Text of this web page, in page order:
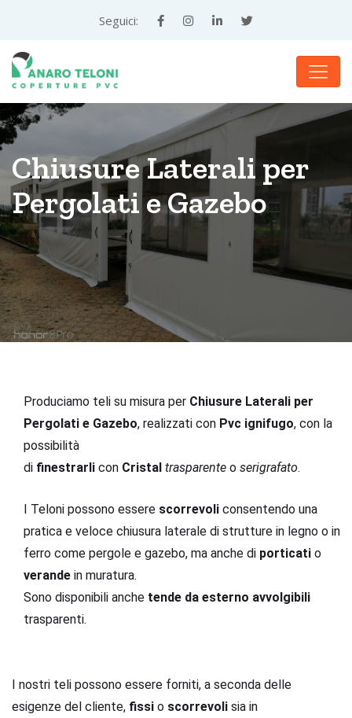
e
Coperture
in
PVC
su
Misura
—
Panaro
Teloni,
Seguici:
Produciamo teli su misura per Chiusure Laterali per
Pergolati e Gazebo, realizzati con Pvc ignifugo, con la
possibilità
di finestrarli con Cristal trasparente o serigrafato.
I Teloni possono essere scorrevoli consentendo una
pratica e veloce chiusura laterale di strutture in legno o in
ferro come pergole e gazebo, ma anche di porticati o
verande in muratura.
Sono disponibili anche tende da esterno avvolgibili
trasparenti.
I nostri teli possono essere forniti, a seconda delle
esigenze del cliente, fissi o scorrevoli sia in